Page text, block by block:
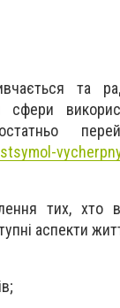
та
сфери
тих, хто
аспекти